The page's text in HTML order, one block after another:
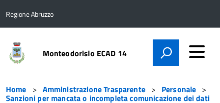
Regione Abruzzo
Monteodorisio ECAD 14
Home Amministrazione Trasparente Personale
Sanzioni per mancata o incompleta comunicazione dei dati